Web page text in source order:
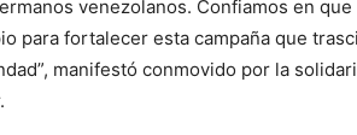
venezolanos. Confiamos en
para fortalecer esta campaña que
manifestó conmovido por la